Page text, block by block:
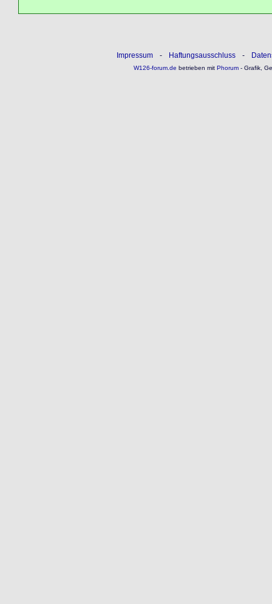
Impressum - Haftungsausschluss -
W126-forum.de betrieben mitPhorum- Grafik,